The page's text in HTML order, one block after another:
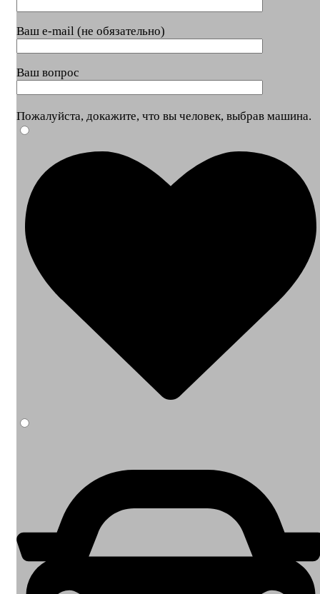
Ваш e-mail (не обязательно)
Ваш вопрос
Пожалуйста, докажите, что вы человек, выбрав машина.